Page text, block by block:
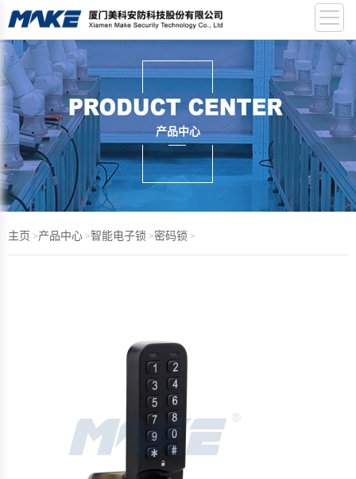
产品中心
主页 >产品中心 >智能电子锁 >密码锁 >